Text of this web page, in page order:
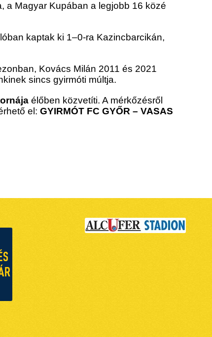
a Magyar Kupában a legjobb 16 közé
kaptak ki 1–0-ra Kazincbarcikán,
Kovács Milán 2011 és 2021
sincs gyirmóti múltja.
élőben közvetíti. A mérkőzésről
el: GYIRMÓT FC GYŐR – VASAS